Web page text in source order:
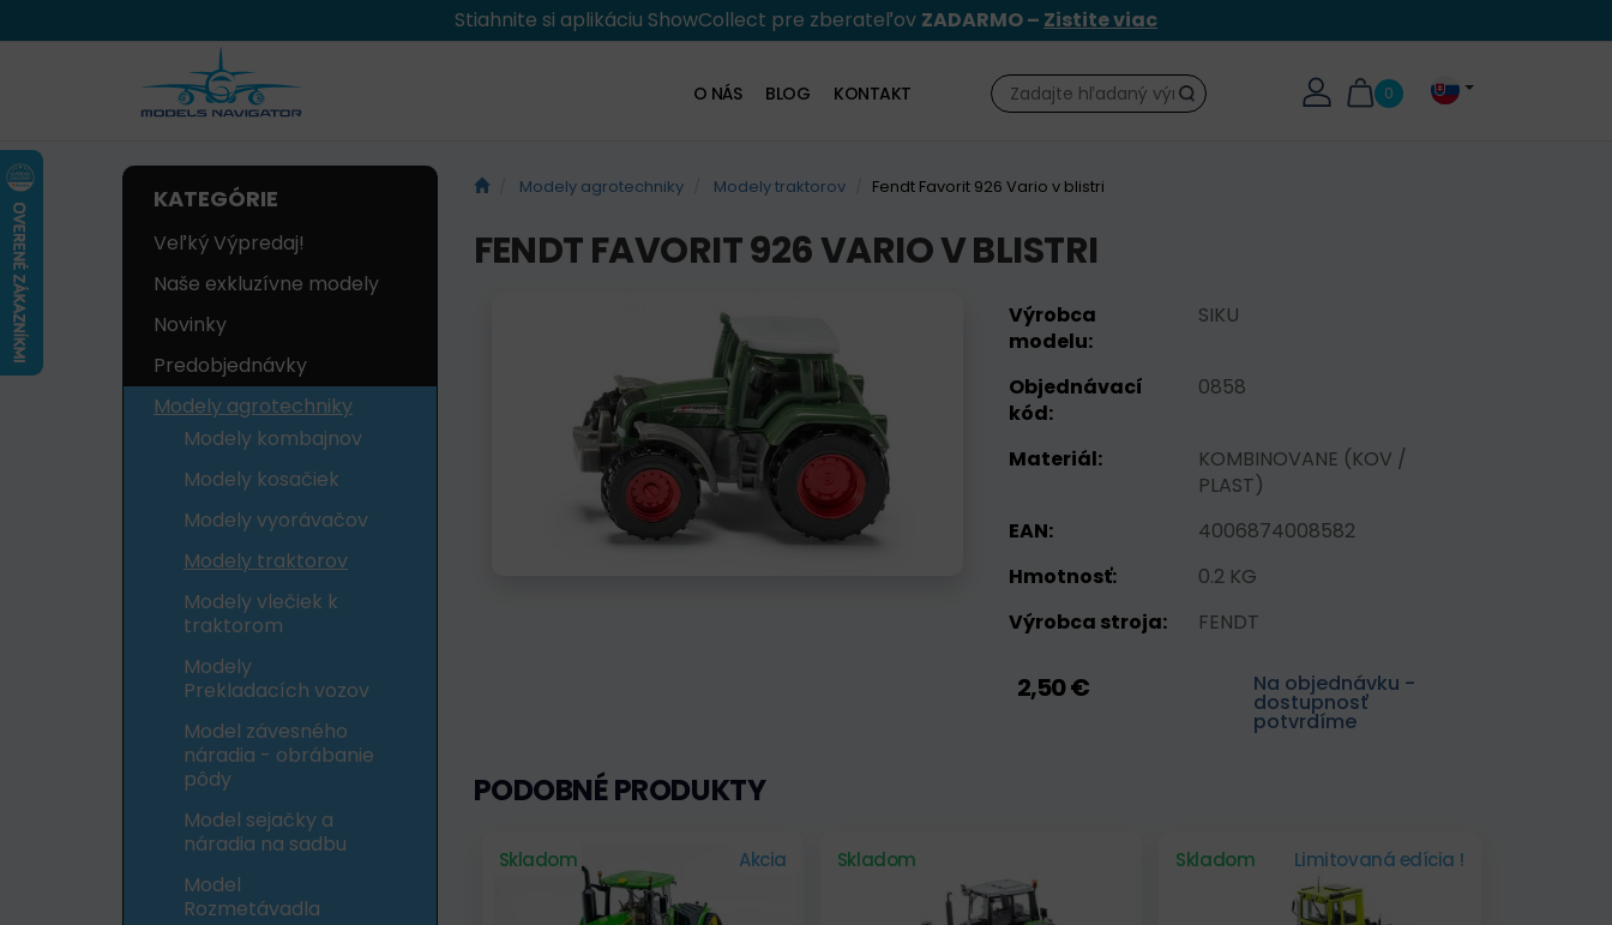
Stiahnite si aplikáciu ShowCollect pre zberateľov ZADARMO – Zistite viac
0
Hľadať
O NÁS BLOG KONTAKT
KATEGÓRIE
Veľký Výpredaj!
Naše exkluzívne modely
Novinky
Predobjednávky
Modely agrotechniky
Modely kombajnov
Modely kosačiek
Modely vyorávačov
Modely traktorov
Modely vlečiek k
traktorom
Modely
Prekladacích vozov
Model závesného
náradia - obrábanie
pôdy
Model sejačky a
náradia na sadbu
Model
Rozmetávadla
Modely agrotechniky Modely traktorov Fendt Favorit 926 Vario v blistri
FENDT FAVORIT 926 VARIO V BLISTRI
Výrobca
modelu:
SIKU
Objednávací
kód:
0858
Materiál:
KOMBINOVANE (KOV /
PLAST)
EAN:
4006874008582
Hmotnosť:
0.2 KG
Výrobca stroja:
FENDT
2,50 € Na objednávku -
dostupnosť
potvrdíme
PODOBNÉ PRODUKTY
Skladom Akcia Skladom Skladom Limitovaná edícia !